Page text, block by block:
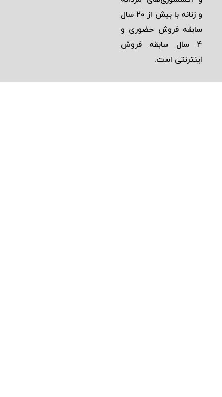
و زنانه با بيش از ٢٠ سال
سابقه فروش حضوری و
٤ سال سابقه فروش
اينترنتی است.